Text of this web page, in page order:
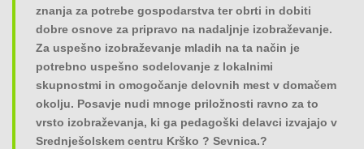
znanja za potrebe gospodarstva ter obrti in dobiti
dobre osnove za pripravo na nadaljnje izobraževanje.
Za uspešno izobraževanje mladih na ta način je
potrebno uspešno sodelovanje z lokalnimi
skupnostmi in omogočanje delovnih mest v domačem
okolju. Posavje nudi mnoge priložnosti ravno za to
vrsto izobraževanja, ki ga pedagoški delavci izvajajo v
Srednješolskem centru Krško ? Sevnica.?